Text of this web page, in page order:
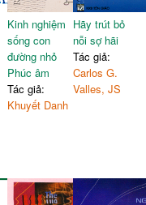
Kinh nghiệm
sống con
đường nhỏ
Phúc âm
Tác giả:
Khuyết Danh
Hãy trút bỏ
nỗi sợ hãi
Tác giả:
Carlos G.
Valles, JS